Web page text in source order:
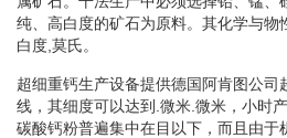
纯、高白度的矿石为原料。其化学与物
白度,莫氏。
超细重钙生产设备提供德国阿肯图公司
线，其细度可以达到.微米.微米，小时
碳酸钙粉普遍集中在目以下，而且由于